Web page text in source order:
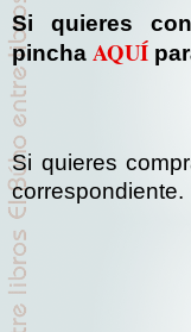
Si quieres
pincha AQUÍ
Si quieres
correspondiente.